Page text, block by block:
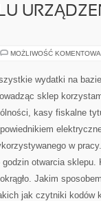
MOŻLIWOŚĆ
wydatki na
sklep
kasy fiskalne
w
godzin otwarcia sklepu.
Jakim
jak czytniki kodów